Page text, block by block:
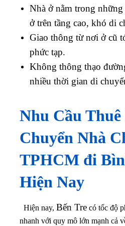
Nhà ở nằm trong
ở trên tầng cao, khó di
Giao thông từ nơi ở cũ
phức tạp.
Không thông thạo
nhiều thời gian di
Nhu Cầu
Chuyển Nhà
TPHCM đi
Hiện Nay
Hiện nay, Bến Tre có tốc độ
nhanh với quy mô lớn mạnh cả